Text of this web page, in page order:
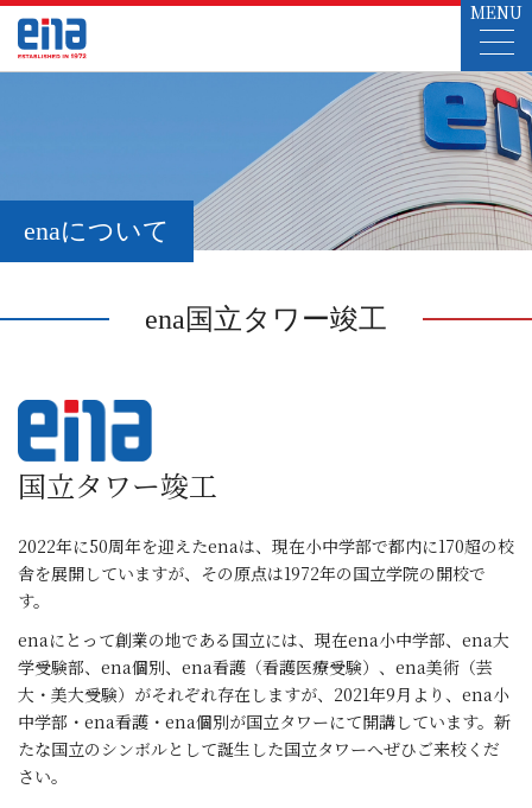
MENU
enaについて
ena国立タワー竣工
国立タワー竣工
2022年に50周年を迎えたenaは、現在小中学部で都内に170超の校
舎を展開していますが、その原点は1972年の国立学院の開校で
す。
enaにとって創業の地である国立には、現在ena小中学部、ena大
学受験部、ena個別、ena看護（看護医療受験）、ena美術（芸
大・美大受験）がそれぞれ存在しますが、2021年9月より、ena小
中学部・ena看護・ena個別が国立タワーにて開講しています。新
たな国立のシンボルとして誕生した国立タワーへぜひご来校くだ
さい。